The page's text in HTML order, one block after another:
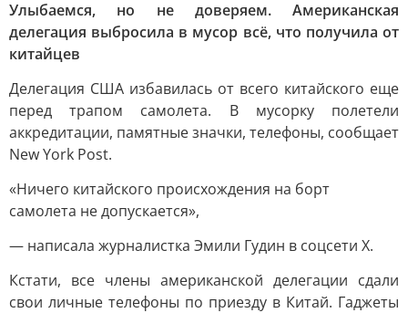
Улыбаемся, но не доверяем. Американская
делегация выбросила в мусор всё, что получила от
китайцев
Делегация США избавилась от всего китайского еще
перед трапом самолета. В мусорку полетели
аккредитации, памятные значки, телефоны, сообщает
New York Post.
«Ничего китайского происхождения на борт
самолета не допускается»,
— написала журналистка Эмили Гудин в соцсети Х.
Кстати, все члены американской делегации сдали
свои личные телефоны по приезду в Китай. Гаджеты